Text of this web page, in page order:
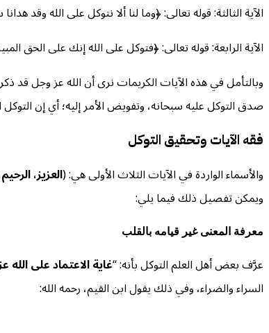
الآية الثالثة: قوله تعالى: ﴿وما لنا ألا نتوكل على الله وقد
الآية الرابعة: قوله تعالى: ﴿فتوكل على الله إنك على الحق
وبالتأمل في هذه الآيات الكريمات نرى أن الله عز وجل قد
صدق التوكل عليه سبحانه، وتفويض الأمر إليه؛ أي إن
فقه الآيات وتحقيق التوكل
والأسماء الواردة في الآيات الثلاث الأولى هي: (العزيز،
ويمكن تفصيل ذلك فيما يلي:
معرفة المعنى غير قيامه بالقلب
عرَّف بعض أهل العلم التوكل بأنه: “غاية الاعتماد على الله
السراء والضراء، وفي ذلك يقول ابن القيم، رحمه الله: